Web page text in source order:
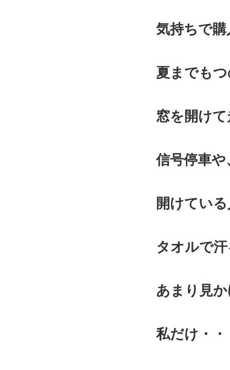
気持ちで
夏までも
窓を開け
信号停車
開けてい
タオルで
あまり見
私だけ・・